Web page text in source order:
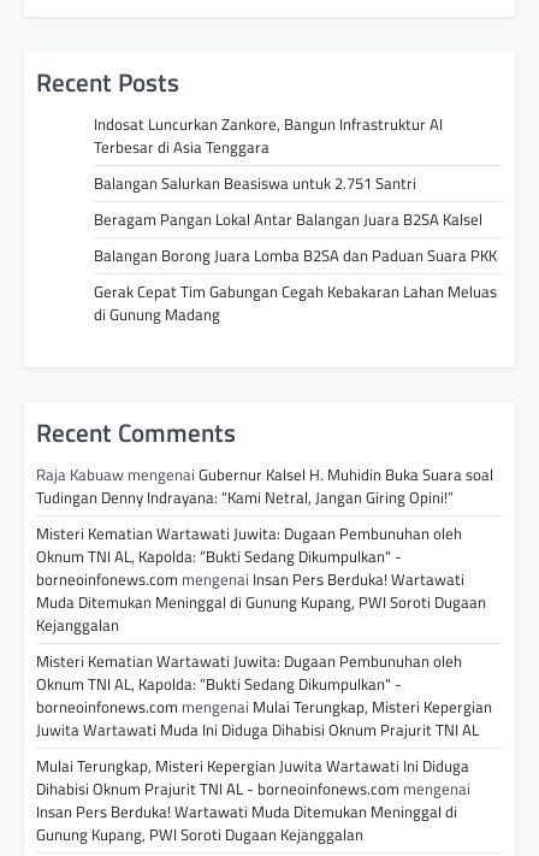
Recent Posts
Indosat Luncurkan Zankore, Bangun Infrastruktur AI
Terbesar di Asia Tenggara
Balangan Salurkan Beasiswa untuk 2.751 Santri
Beragam Pangan Lokal Antar Balangan Juara B2SA Kalsel
Balangan Borong Juara Lomba B2SA dan Paduan Suara PKK
Gerak Cepat Tim Gabungan Cegah Kebakaran Lahan Meluas
di Gunung Madang
Recent Comments
Raja Kabuaw mengenai Gubernur Kalsel H. Muhidin Buka Suara soal
Tudingan Denny Indrayana: “Kami Netral, Jangan Giring Opini!”
Misteri Kematian Wartawati Juwita: Dugaan Pembunuhan oleh
Oknum TNI AL, Kapolda: “Bukti Sedang Dikumpulkan" -
borneoinfonews.com mengenai Insan Pers Berduka! Wartawati
Muda Ditemukan Meninggal di Gunung Kupang, PWI Soroti Dugaan
Kejanggalan
Misteri Kematian Wartawati Juwita: Dugaan Pembunuhan oleh
Oknum TNI AL, Kapolda: “Bukti Sedang Dikumpulkan" -
borneoinfonews.com mengenai Mulai Terungkap, Misteri Kepergian
Juwita Wartawati Muda Ini Diduga Dihabisi Oknum Prajurit TNI AL
Mulai Terungkap, Misteri Kepergian Juwita Wartawati Ini Diduga
Dihabisi Oknum Prajurit TNI AL - borneoinfonews.com mengenai
Insan Pers Berduka! Wartawati Muda Ditemukan Meninggal di
Gunung Kupang, PWI Soroti Dugaan Kejanggalan